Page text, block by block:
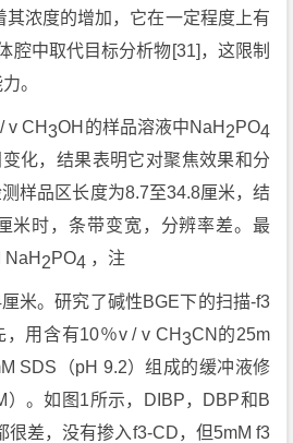
其浓度的增加，它在一定程度上有
腔中取代目标分析物[31]，这限制
。
v CH 3OH的样品溶液中NaH 2PO4
化，结果表明它对聚焦效果和分
样品区长度为8.7至34.8厘米，结
米时，条带变宽，分辨率差。最
NaH 2PO4 ，注
米。研究了碱性BGE下的扫描-f3
用含有10％v / v CH3CN的25m
SDS（pH 9.2）组成的缓冲液修
）。如图1所示，DIBP，DBP和B
很差，没有掺入f3-CD，但5mM f3